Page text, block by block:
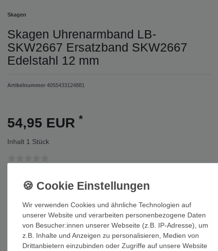
Skagen
Skagen Uhrenarmband LB-
SKW2667 Ersatzband SKW2667
Edelstahl 12 mm
Artikelnummer 4055433124881
54,95 EUR *
Inhalt 1 Stück
Auf Lager: Auslieferung innerhalb von 1-3 Tagen nach
In den Warenkorb
Wir verwenden Cookies und ähnliche Technologien auf
unserer Website und verarbeiten personenbezogene Daten
von Besucher:innen unserer Webseite (z.B. IP-Adresse), um
z.B. Inhalte und Anzeigen zu personalisieren, Medien von
Drittanbietern einzubinden oder Zugriffe auf unsere Website